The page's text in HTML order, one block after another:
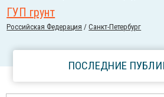
ГУП грунт
Российcкая Федерация /Санкт-Петербург
ПОСЛЕДНИЕ